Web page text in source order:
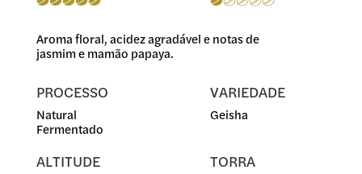
Aroma floral, acidez agradável e notas de
jasmim e mamão papaya.
PROCESSO
Natural
Fermentado
VARIEDADE
Geisha
ALTITUDE TORRA